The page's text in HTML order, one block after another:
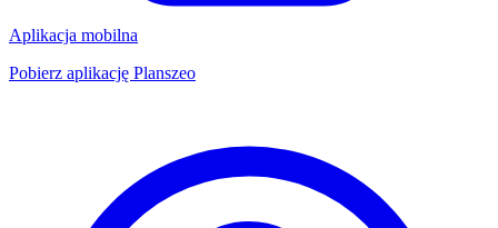
Aplikacja mobilna
Pobierz aplikację Planszeo